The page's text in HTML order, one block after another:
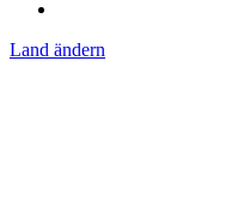
Land ändern